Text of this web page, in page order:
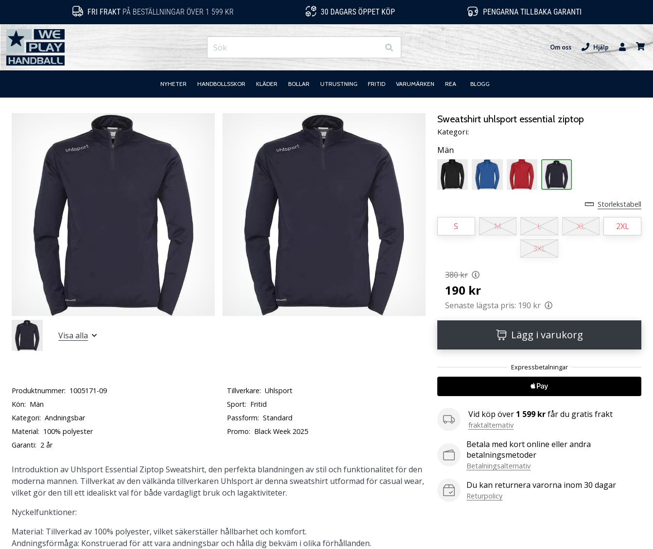
FRI FRAKTPÅ BESTÄLLNINGAR ÖVER 1 599 KR 30 DAGARS ÖPPET KÖP PENGARNA TILLBAKA GARANTI
WePlayHandball.se
Om oss
Hjälp
NYHETER HANDBOLLSSKOR KLÄDER BOLLAR UTRUSTNING FRITID VARUMÄRKEN REA BLOGG
Sweatshirt uhlsport essential ziptop
Kategori:
Män
Storlekstabell
S M L XL 2XL
3XL
380 kr
190 kr
Senaste lägsta pris: 190 kr
Lägg i varukorg
Vid köp över 1 599 krfår du gratis frakt
fraktalternativ
Betala med kort online eller andra
betalningsmetoder
Betalningsalternativ
Du kan returnera varorna inom 30 dagar
Returpolicy
Visa alla
Produktnummer: 1005171-09 Tillverkare: Uhlsport
Kön: Män Sport: Fritid
Kategori: Andningsbar Passform: Standard
Material: 100% polyester Promo: Black Week 2025
Garanti: 2 år
Introduktion av Uhlsport Essential Ziptop Sweatshirt, den perfekta blandningen av stil och funktionalitet för den
moderna mannen. Tillverkat av den välkända tillverkaren Uhlsport är denna sweatshirt utformad för casual wear,
vilket gör den till ett idealiskt val för både vardagligt bruk och lagaktiviteter.
Nyckelfunktioner:
Material: Tillverkad av 100% polyester, vilket säkerställer hållbarhet och komfort.
Andningsförmåga: Konstruerad för att vara andningsbar och hålla dig bekväm i olika förhållanden.